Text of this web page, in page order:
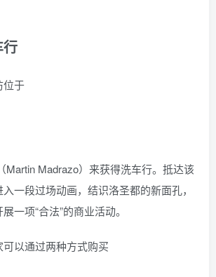
位于
Martin Madrazo）来获得洗车行。抵达该
一段过场动画，结识洛圣都的新面孔，
一项“合法”的商业活动。
以通过两种方式购买